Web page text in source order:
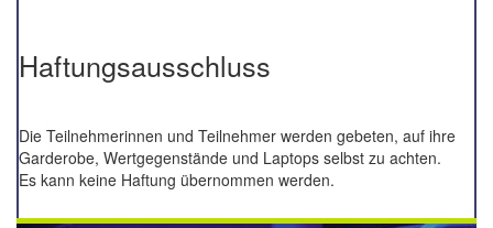
Haftungsausschluss
Die Teilnehmerinnen und Teilnehmer werden gebeten, auf ihre
Garderobe, Wertgegenstände und Laptops selbst zu achten.
Es kann keine Haftung übernommen werden.